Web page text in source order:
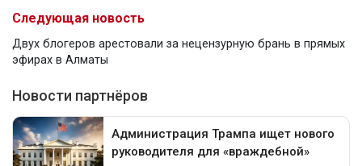
Следующая новость
Двух блогеров арестовали за нецензурную брань в прямых
эфирах в Алматы